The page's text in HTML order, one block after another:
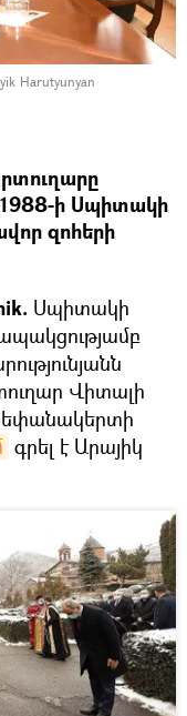
Harutyunyan
ի Սպիտակի
զոհերի
Սպիտակի
Վիտալի
գրել է Արայիկ